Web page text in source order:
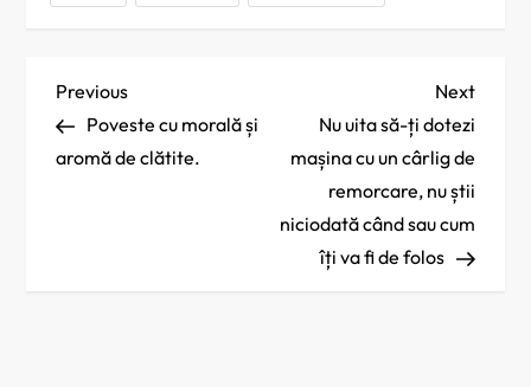
N
a
Previous
Post
Previous
Poveste cu morală și
aromă de clătite.
Next
Post
Next
Nu uita să-ți dotezi
mașina cu un cârlig de
remorcare, nu știi
niciodată când sau cum
îți va fi de folos